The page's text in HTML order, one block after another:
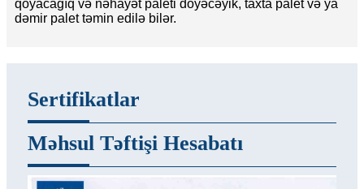
qoyacağıq və nəhayət paleti döyəcəyik, taxta palet və ya
dəmir palet təmin edilə bilər.
Sertifikatlar
Məhsul Təftişi Hesabatı